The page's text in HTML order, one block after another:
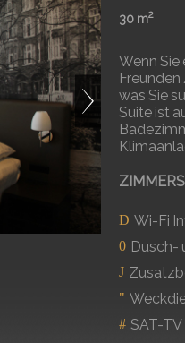
30 m2
Wenn
was Sie
Suite ist
Wi-Fi
Dusch-
SAT-TV